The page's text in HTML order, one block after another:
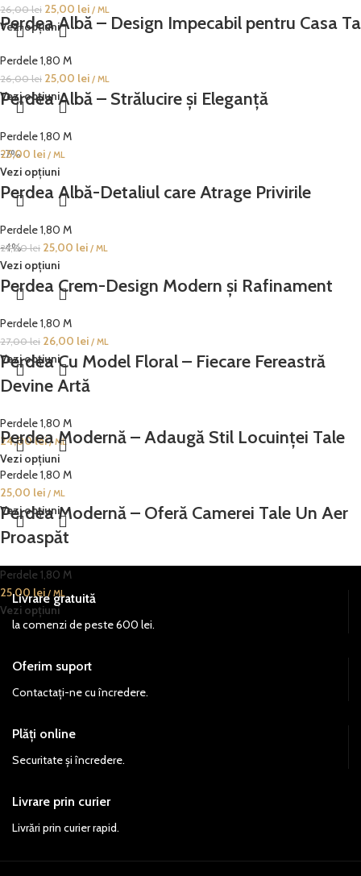
26,00lei 25,00 lei / ML
Vezi opțiuni
Perdea Albă – Design Impecabil pentru Casa Ta
Perdele 1,80 M
26,00lei 25,00 lei / ML
Vezi opțiuni
Perdea Albă – Strălucire și Eleganță
Perdele 1,80 M
25,00 lei / ML
Vezi opțiuni
-7%
Perdea Albă-Detaliul care Atrage Privirile
Perdele 1,80 M
27,00lei 25,00 lei / ML
Vezi opțiuni
-4%
Perdea Crem-Design Modern și Rafinament
Perdele 1,80 M
27,00lei 26,00 lei / ML
Vezi opțiuni
Perdea Cu Model Floral – Fiecare Fereastră
Devine Artă
Perdele 1,80 M
24,00lei / ML
Vezi opțiuni
Perdea Modernă – Adaugă Stil Locuinței Tale
Perdele 1,80 M
25,00 lei / ML
Vezi opțiuni
Perdea Modernă – Oferă Camerei Tale Un Aer
Proaspăt
Perdele 1,80 M
25,00 lei / ML
Vezi opțiuni
Livrare gratuită
la comenzi de peste 600 lei.
Oferim suport
Contactați-ne cu încredere.
Plăți online
Securitate și încredere.
Livrare prin curier
Livrări prin curier rapid.